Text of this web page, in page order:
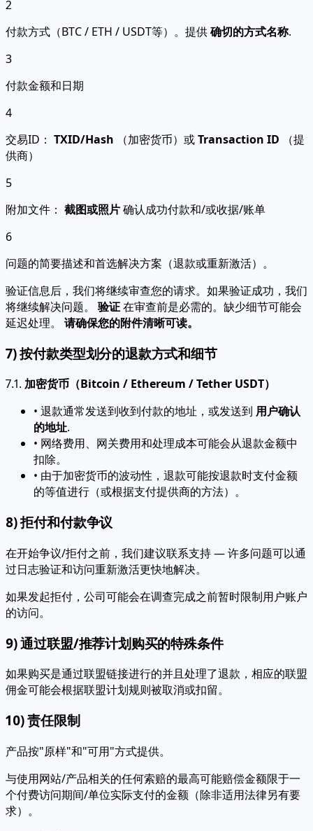
2
付款方式（BTC / ETH / USDT等）。提供确切的方式名称.
3
付款金额和日期
4
交易ID： TXID/Hash （加密货币）或Transaction ID （提
供商）
5
附加文件： 截图或照片确认成功付款和/或收据/账单
6
问题的简要描述和首选解决方案（退款或重新激活）。
验证信息后，我们将继续审查您的请求。如果验证成功，我们
将继续解决问题。 验证在审查前是必需的。缺少细节可能会
延迟处理。 请确保您的附件清晰可读。
7) 按付款类型划分的退款方式和细节
7.1. 加密货币（Bitcoin / Ethereum / Tether USDT）
• 退款通常发送到收到付款的地址，或发送到 用户确认
的地址.
• 网络费用、网关费用和处理成本可能会从退款金额中
扣除。
• 由于加密货币的波动性，退款可能按退款时支付金额
的等值进行（或根据支付提供商的方法）。
8) 拒付和付款争议
在开始争议/拒付之前，我们建议联系支持 — 许多问题可以通
过日志验证和访问重新激活更快地解决。
如果发起拒付，公司可能会在调查完成之前暂时限制用户账户
的访问。
9) 通过联盟/推荐计划购买的特殊条件
如果购买是通过联盟链接进行的并且处理了退款，相应的联盟
佣金可能会根据联盟计划规则被取消或扣留。
10) 责任限制
产品按"原样"和"可用"方式提供。
与使用网站/产品相关的任何索赔的最高可能赔偿金额限于一
个付费访问期间/单位实际支付的金额（除非适用法律另有要
求）。